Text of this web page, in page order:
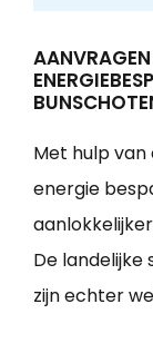
Met hulp van
energie
De landelijke
zijn echter